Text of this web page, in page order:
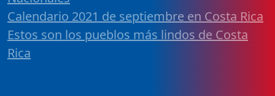
Calendario 2021 de septiembre en Costa Rica
Estos son los pueblos más lindos de Costa
Rica